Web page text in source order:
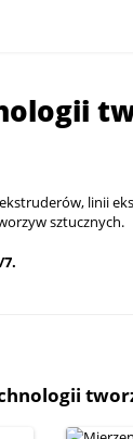
linii
sztucznych.